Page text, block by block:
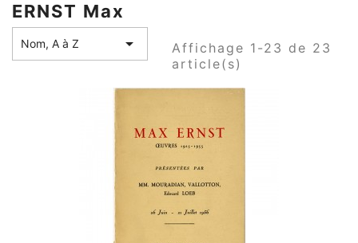
ERNST Max
Nom, A à Z 
Affichage 1-23 de 23
article(s)